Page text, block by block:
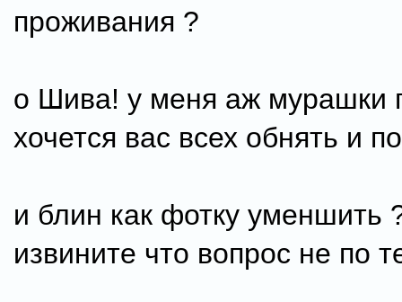
проживания ?
о Шива! у меня аж мурашки
хочется вас всех обнять и
и блин как фотку уменшить
извините что вопрос не по